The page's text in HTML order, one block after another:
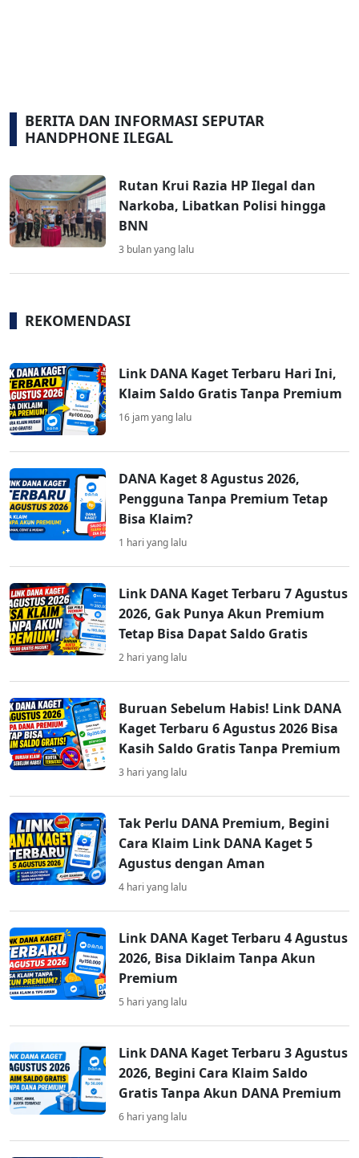
BERITA DAN INFORMASI SEPUTAR
HANDPHONE ILEGAL
Rutan Krui Razia HP Ilegal dan
Narkoba, Libatkan Polisi hingga
BNN
3 bulan yang lalu
REKOMENDASI
Link DANA Kaget Terbaru Hari Ini,
Klaim Saldo Gratis Tanpa Premium
16 jam yang lalu
DANA Kaget 8 Agustus 2026,
Pengguna Tanpa Premium Tetap
Bisa Klaim?
1 hari yang lalu
Link DANA Kaget Terbaru 7 Agustus
2026, Gak Punya Akun Premium
Tetap Bisa Dapat Saldo Gratis
2 hari yang lalu
Buruan Sebelum Habis! Link DANA
Kaget Terbaru 6 Agustus 2026 Bisa
Kasih Saldo Gratis Tanpa Premium
3 hari yang lalu
Tak Perlu DANA Premium, Begini
Cara Klaim Link DANA Kaget 5
Agustus dengan Aman
4 hari yang lalu
Link DANA Kaget Terbaru 4 Agustus
2026, Bisa Diklaim Tanpa Akun
Premium
5 hari yang lalu
Link DANA Kaget Terbaru 3 Agustus
2026, Begini Cara Klaim Saldo
Gratis Tanpa Akun DANA Premium
6 hari yang lalu